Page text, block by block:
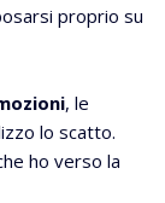
proprio su
, le
lo scatto.
ho verso la